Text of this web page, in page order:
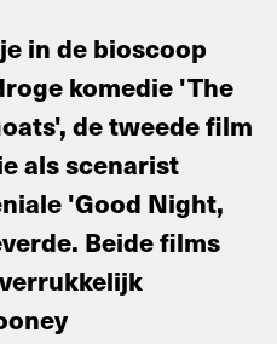
in de bioscoop
komedie 'The
de tweede film
als scenarist
'Good Night,
Beide films